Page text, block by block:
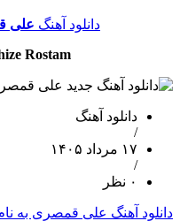
دانلود آهنگ علی
Rostam
دانلود آهنگ
/
۱۷ مرداد ۱۴۰۵
/
۰ نظر
دانلود آهنگ علی قمصری به